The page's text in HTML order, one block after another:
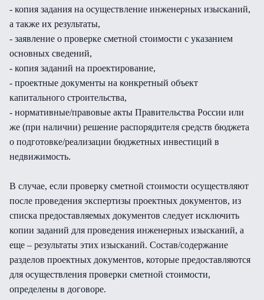
- копия задания на осуществление инженерных изысканий,
а также их результаты,
- заявление о проверке сметной стоимости с указанием
основных сведений,
- копия заданий на проектирование,
- проектные документы на конкретный объект
капитального строительства,
- нормативные/правовые акты Правительства России или
же (при наличии) решение распорядителя средств бюджета
о подготовке/реализации бюджетных инвестиций в
недвижимость.
В случае, если проверку сметной стоимости осуществляют
после проведения экспертизы проектных документов, из
списка предоставляемых документов следует исключить
копии заданий для проведения инженерных изысканий, а
еще – результаты этих изысканий. Состав/содержание
разделов проектных документов, которые предоставляются
для осуществления проверки сметной стоимости,
определены в договоре.